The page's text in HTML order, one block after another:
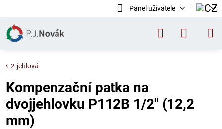
Panel uživatele
2-jehlová
Kompenzační patka na
dvojjehlovku P112B 1/2" (12,2
mm)